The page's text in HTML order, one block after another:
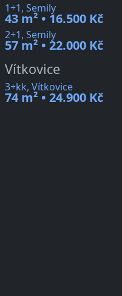
1+1, Semily
43 m² • 16.500 Kč
2+1, Semily
57 m² • 22.000 Kč
Vítkovice
3+kk, Vítkovice
74 m² • 24.900 Kč